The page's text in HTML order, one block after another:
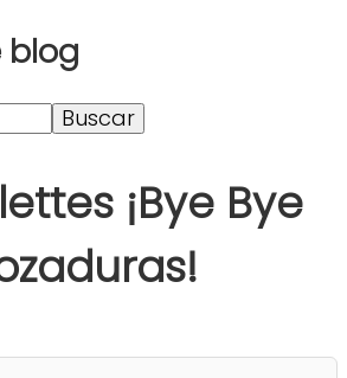
blog
¡Bye Bye